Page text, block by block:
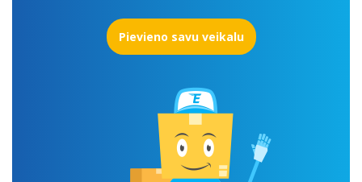
Pievieno savu veikalu